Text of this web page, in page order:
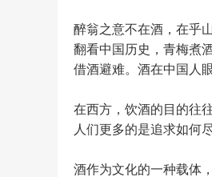
醉翁之意不在酒，在乎
翻看中国历史，青梅煮
借酒避难。酒在中国人
在西方，饮酒的目的往
人们更多的是追求如何
酒作为文化的一种载体